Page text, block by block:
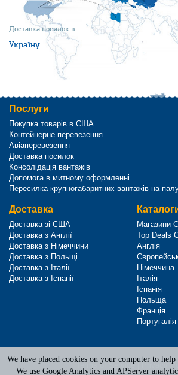
Доставка посилок в
Україну
Послуги
Покупка товарів в США
Контейнерне перевезення
Авіаперевезення
Доставка посилок
Консолідація вантажів
Допомога в митному оформленні
Пересилка крупногабаритних вантажів на
Доставка
Доставка зі США
Доставка з Англії
Доставка з Німеччини
Доставка з Польщі
Доставка з Італії
Доставка з Іспанії
Магазини
Top Deals
Англія
Німеччина
Італія
Іспанія
Польща
Франція
Португалія
Terms of Service Privacy
We have placed cookies on your computer to
We use Google Analytics and APServer